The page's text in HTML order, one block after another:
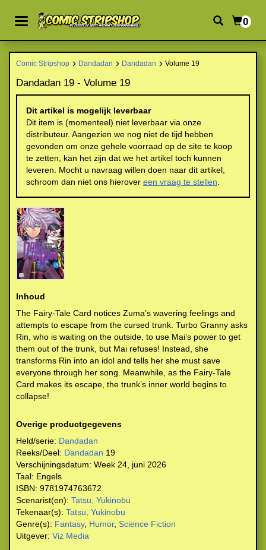
0
Comic Stripshop Dandadan Dandadan Volume 19
Dandadan 19 - Volume 19
Dit artikel is mogelijk leverbaar
Dit item is (momenteel) niet leverbaar via onze
distributeur. Aangezien we nog niet de tijd hebben
gevonden om onze gehele voorraad op de site te koop
te zetten, kan het zijn dat we het artikel toch kunnen
leveren. Mocht u navraag willen doen naar dit artikel,
schroom dan niet ons hierover een vraag te stellen
Inhoud
The Fairy-Tale Card notices Zuma’s wavering feelings and
attempts to escape from the cursed trunk. Turbo Granny asks
Rin, who is waiting on the outside, to use Mai’s power to get
them out of the trunk, but Mai refuses! Instead, she
transforms Rin into an idol and tells her she must save
everyone through her song. Meanwhile, as the Fairy-Tale
Card makes its escape, the trunk’s inner world begins to
collapse!
Overige productgegevens
Held/serie: Dandadan
Reeks/Deel: Dandadan 19
Verschijningsdatum: Week 24, juni 2026
Taal: Engels
ISBN: 9781974763672
Scenarist(en): Tatsu, Yukinobu
Tekenaar(s): Tatsu, Yukinobu
Genre(s): Fantasy, Humor, Science Fiction
Uitgever: Viz Media